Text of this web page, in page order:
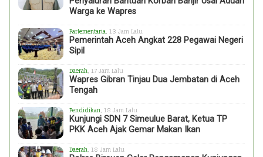
Warga ke Wapres
Parlementaria , 13 Jam Lalu
Pemerintah Aceh Angkat 228 Pegawai Negeri
Sipil
Daerah , 17 Jam Lalu
Wapres Gibran Tinjau Dua Jembatan di Aceh
Tengah
Pendidikan , 18 Jam Lalu
Kunjungi SDN 7 Simeulue Barat, Ketua TP
PKK Aceh Ajak Gemar Makan Ikan
Daerah , 18 Jam Lalu